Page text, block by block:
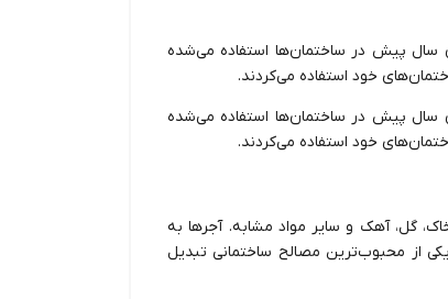
سال پیش در ساختمان‌ها استفاده می‌شده
خود استفاده می‌کردند.
سال پیش در ساختمان‌ها استفاده می‌شده
خود استفاده می‌کردند.
گل، آهک و سایر مواد مشابه. آجر‌ها به
از محبوب‌ترین مصالح ساختمانی تبدیل